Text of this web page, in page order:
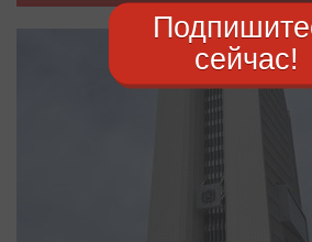
сейчас!